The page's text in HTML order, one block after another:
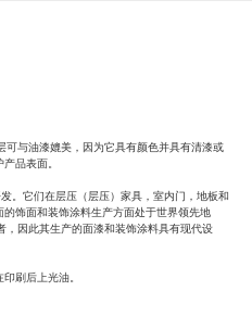
可与油漆媲美，因为它具有颜色并具有清漆或
品表面。
。它们在层压（层压）家具，室内门，地板和
饰面和装饰涂料生产方面处于世界领先地
，因此其生产的面漆和装饰涂料具有现代设
刷后上光油。